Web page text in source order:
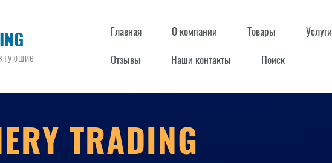
Главная О компании Товары Услуги
Отзывы Наши контакты Поиск
TRADING